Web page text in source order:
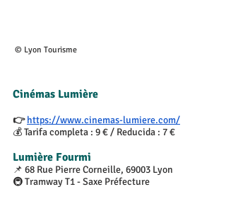
© Lyon Tourisme
Cinémas Lumière
👉 https://www.cinemas-lumiere.com/
💰 Tarifa completa : 9 € / Reducida : 7 €
Lumière Fourmi
📌 68 Rue Pierre Corneille, 69003 Lyon
🚇 Tramway T1 - Saxe Préfecture